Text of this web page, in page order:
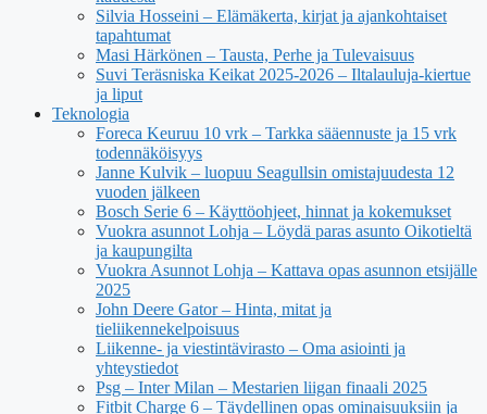
Silvia Hosseini – Elämäkerta, kirjat ja ajankohtaiset
tapahtumat
Masi Härkönen – Tausta, Perhe ja Tulevaisuus
Suvi Teräsniska Keikat 2025-2026 – Iltalauluja-kiertue
ja liput
Teknologia
Foreca Keuruu 10 vrk – Tarkka sääennuste ja 15 vrk
todennäköisyys
Janne Kulvik – luopuu Seagullsin omistajuudesta 12
vuoden jälkeen
Bosch Serie 6 – Käyttöohjeet, hinnat ja kokemukset
Vuokra asunnot Lohja – Löydä paras asunto Oikotieltä
ja kaupungilta
Vuokra Asunnot Lohja – Kattava opas asunnon etsijälle
2025
John Deere Gator – Hinta, mitat ja
tieliikennekelpoisuus
Liikenne- ja viestintävirasto – Oma asiointi ja
yhteystiedot
Psg – Inter Milan – Mestarien liigan finaali 2025
Fitbit Charge 6 – Täydellinen opas ominaisuuksiin ja